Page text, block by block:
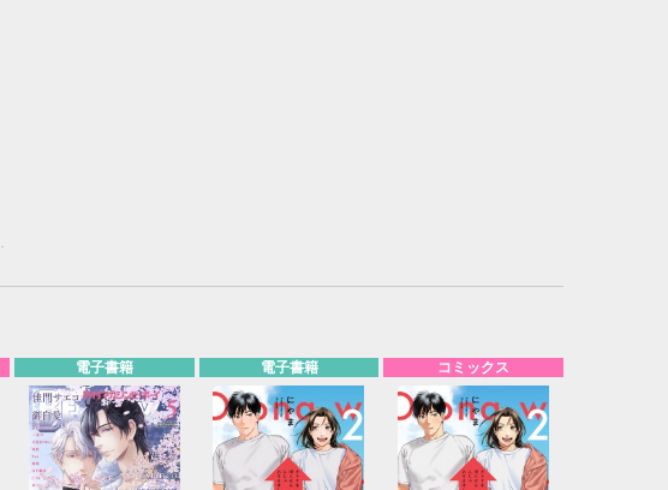
電子書籍 電子書籍 コミックス
10月
MON TUE WED THU FRI SAT
1
3
5 6 7 8 9
10